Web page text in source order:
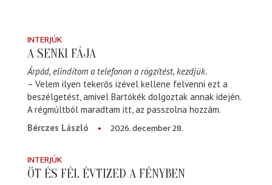
INTERJÚK
A SENKI FÁJA
Árpád, elindítom a telefonon a rögzítést, kezdjük.
– Velem ilyen tekerős izével kellene felvenni ezt a
beszélgetést, amivel Bartókék dolgoztak annak idején.
A régmúltból maradtam itt, az passzolna hozzám.
Bérczes László
2026. december 28.
INTERJÚK
ÖT ÉS FÉL ÉVTIZED A FÉNYBEN